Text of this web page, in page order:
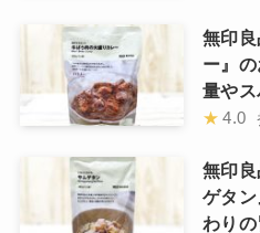
無印
ー』
量や
★ 4.0
無印
ゲタ
わり